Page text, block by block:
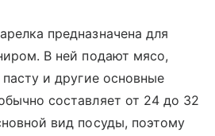
предназначена для
В ней подают мясо,
и другие основные
составляет от 24 до 32
вид посуды, поэтому